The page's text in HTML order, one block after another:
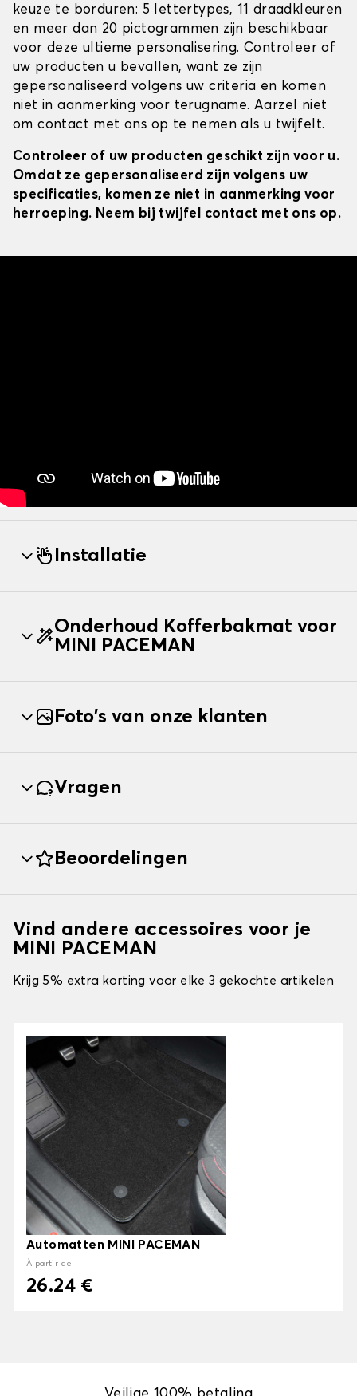
keuze te borduren: 5 lettertypes, 11 draadkleuren
en meer dan 20 pictogrammen zijn beschikbaar
voor deze ultieme personalisering. Controleer of
uw producten u bevallen, want ze zijn
gepersonaliseerd volgens uw criteria en komen
niet in aanmerking voor terugname. Aarzel niet
om contact met ons op te nemen als u twijfelt.
Controleer of uw producten geschikt zijn voor u.
Omdat ze gepersonaliseerd zijn volgens uw
specificaties, komen ze niet in aanmerking voor
herroeping. Neem bij twijfel contact met ons op.
Installatie
Onderhoud Kofferbakmat voor
MINI PACEMAN
Foto's van onze klanten
Vragen
Beoordelingen
Vind andere accessoires voor je
MINI PACEMAN
Krijg 5% extra korting voor elke 3 gekochte artikelen
Automatten MINI PACEMAN
À partir de
26.24 €